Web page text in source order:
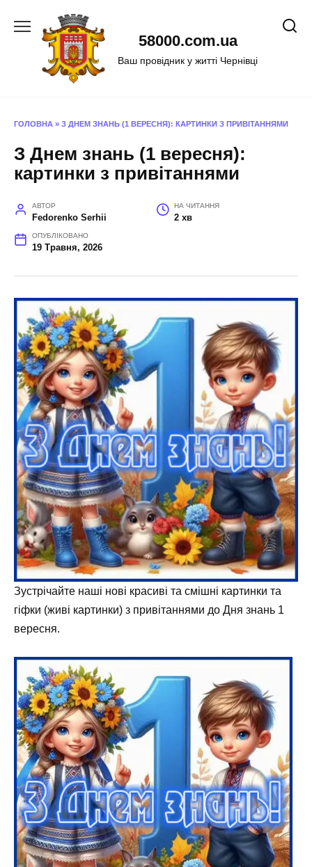
58000.com.ua
Ваш провідник у житті Чернівці
ГОЛОВНА » З ДНЕМ ЗНАНЬ (1 ВЕРЕСНЯ): КАРТИНКИ З ПРИВІТАННЯМИ
З Днем знань (1 вересня):
картинки з привітаннями
АВТОР
Fedorenko Serhii
НА ЧИТАННЯ
2 хв
ОПУБЛІКОВАНО
19 Травня, 2026
Зустрічайте наші нові красиві та смішні картинки та
гіфки (живі картинки) з привітаннями до Дня знань 1
вересня.